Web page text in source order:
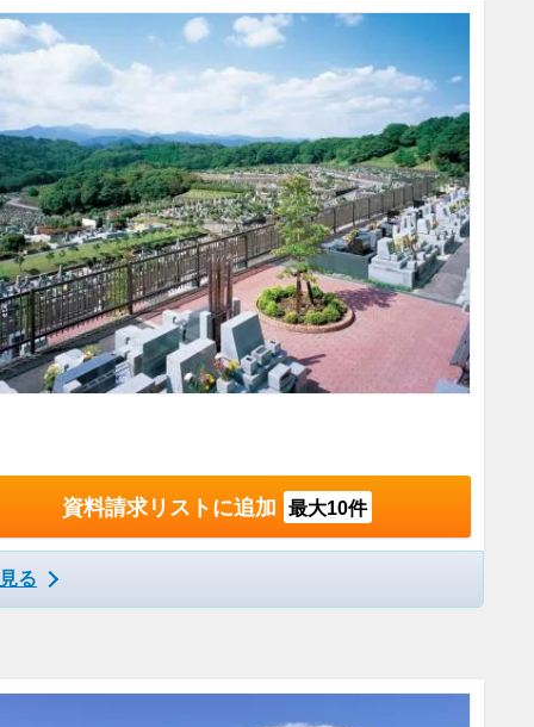
資料請求リストに追加 最大10件
る